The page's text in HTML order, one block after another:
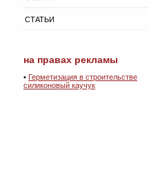
СТАТЬИ
на правах рекламы
• Герметизация в строительстве
силиконовый каучук